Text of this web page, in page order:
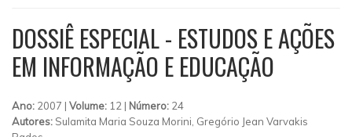
DOSSIÊ ESPECIAL - ESTUDOS E AÇÕES
EM INFORMAÇÃO E EDUCAÇÃO
Ano: 2007 | Volume: 12 | Número: 24
Autores: Sulamita Maria Souza Morini, Gregório Jean Varvakis